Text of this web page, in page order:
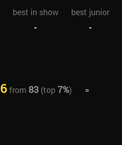
best in show
best junior
- -
6from 83(top7%)
=